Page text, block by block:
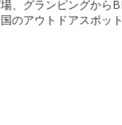
、グランピングから
のアウトドアスポッ